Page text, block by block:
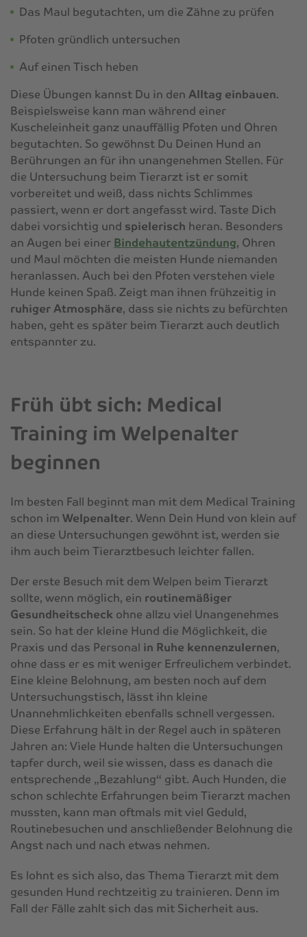
Das Maul begutachten, um die Zähne zu prüfen
Pfoten gründlich untersuchen
Auf einen Tisch heben
Diese Übungen kannst Du in den Alltag einbauen.
Beispielsweise kann man während einer
Kuscheleinheit ganz unauffällig Pfoten und Ohren
begutachten. So gewöhnst Du Deinen Hund an
Berührungen an für ihn unangenehmen Stellen. Für
die Untersuchung beim Tierarzt ist er somit
vorbereitet und weiß, dass nichts Schlimmes
passiert, wenn er dort angefasst wird. Taste Dich
dabei vorsichtig und spielerisch heran. Besonders
an Augen bei einer Bindehautentzündung, Ohren
und Maul möchten die meisten Hunde niemanden
heranlassen. Auch bei den Pfoten verstehen viele
Hunde keinen Spaß. Zeigt man ihnen frühzeitig in
ruhiger Atmosphäre, dass sie nichts zu befürchten
haben, geht es später beim Tierarzt auch deutlich
entspannter zu.
Früh übt sich: Medical
Training im Welpenalter
beginnen
Im besten Fall beginnt man mit dem Medical Training
schon im Welpenalter. Wenn Dein Hund von klein auf
an diese Untersuchungen gewöhnt ist, werden sie
ihm auch beim Tierarztbesuch leichter fallen.
Der erste Besuch mit dem Welpen beim Tierarzt
sollte, wenn möglich, ein routinemäßiger
Gesundheitscheck ohne allzu viel Unangenehmes
sein. So hat der kleine Hund die Möglichkeit, die
Praxis und das Personal in Ruhe kennenzulernen,
ohne dass er es mit weniger Erfreulichem verbindet.
Eine kleine Belohnung, am besten noch auf dem
Untersuchungstisch, lässt ihn kleine
Unannehmlichkeiten ebenfalls schnell vergessen.
Diese Erfahrung hält in der Regel auch in späteren
Jahren an: Viele Hunde halten die Untersuchungen
tapfer durch, weil sie wissen, dass es danach die
entsprechende „Bezahlung“ gibt. Auch Hunden, die
schon schlechte Erfahrungen beim Tierarzt machen
mussten, kann man oftmals mit viel Geduld,
Routinebesuchen und anschließender Belohnung die
Angst nach und nach etwas nehmen.
Es lohnt es sich also, das Thema Tierarzt mit dem
gesunden Hund rechtzeitig zu trainieren. Denn im
Fall der Fälle zahlt sich das mit Sicherheit aus.